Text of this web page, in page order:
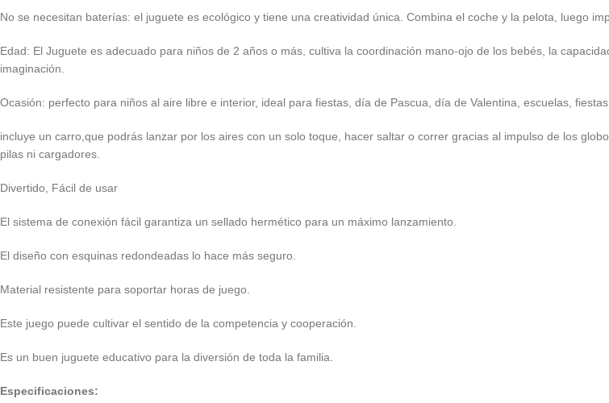
No se necesitan baterías: el juguete es ecológico y tiene una creatividad única. Combina el coche y la pelota, luego
Edad: El Juguete es adecuado para niños de 2 años o más, cultiva la coordinación mano-ojo de los bebés, la
imaginación.
Ocasión: perfecto para niños al aire libre e interior, ideal para fiestas, día de Pascua, día de Valentina, escuelas,
incluye un carro,que podrás lanzar por los aires con un solo toque, hacer saltar o correr gracias al impulso de los
pilas ni cargadores.
Divertido, Fácil de usar
El sistema de conexión fácil garantiza un sellado hermético para un máximo lanzamiento.
El diseño con esquinas redondeadas lo hace más seguro.
Material resistente para soportar horas de juego.
Este juego puede cultivar el sentido de la competencia y cooperación.
Es un buen juguete educativo para la diversión de toda la familia.
Especificaciones: